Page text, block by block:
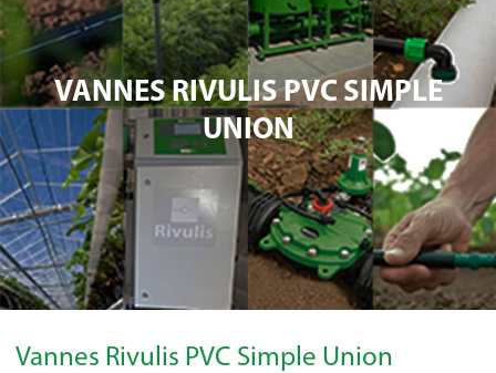
VANNES RIVULIS PVC SIMPLE
UNION
Vannes Rivulis PVC Simple Union